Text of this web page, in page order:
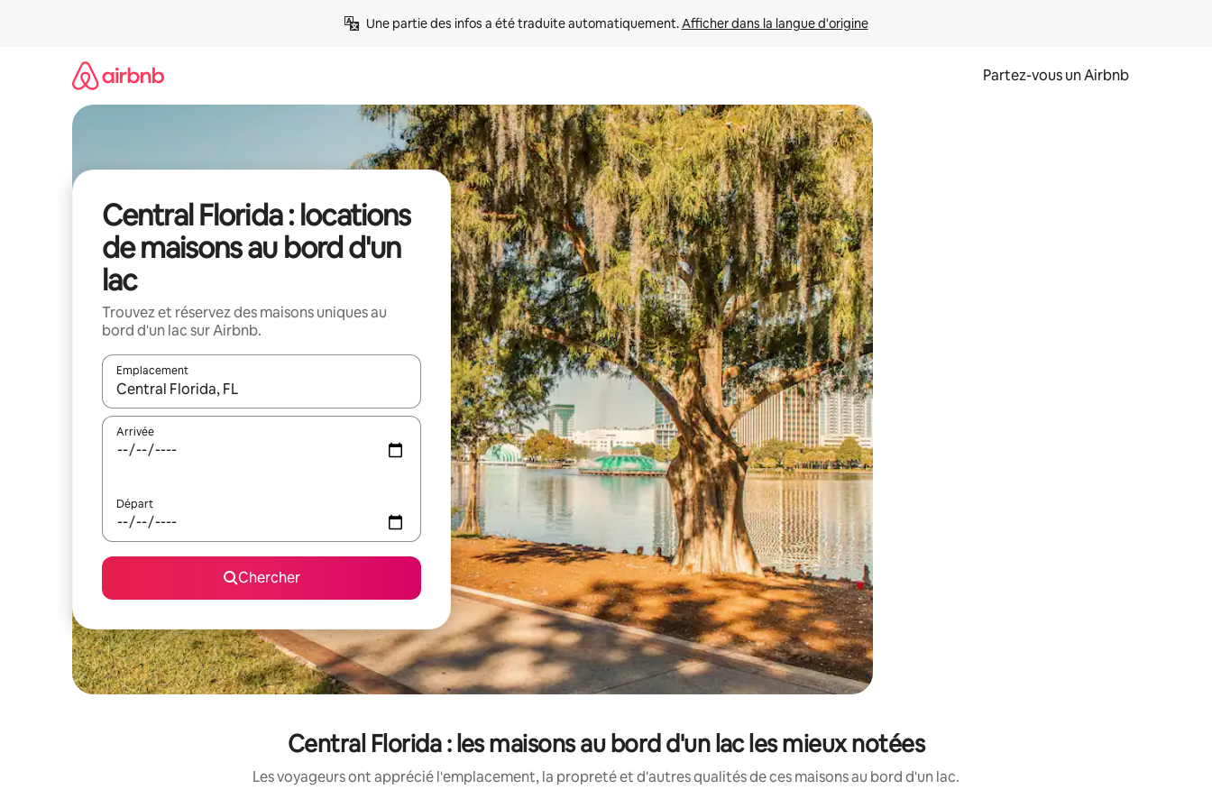
Une partie des infos a été traduite automatiquement. Afficher dans la langue d'origine
Partez-vous un Airbnb
Central Florida : locations
de maisons au bord d'un
lac
Trouvez et réservez des maisons uniques au
bord d'un lac sur Airbnb.
Emplacement
Quand les résultats sont affichés, parcourez-les en utilisant les flèches vers le haut et vers le bas, ou en appuyant dessus et en les faisant glisser.
Arrivée
Départ
Chercher
Central Florida : les maisons au bord d'un lac les mieux notées
Les voyageurs ont apprécié l'emplacement, la propreté et d'autres qualités de ces maisons au bord d'un lac.